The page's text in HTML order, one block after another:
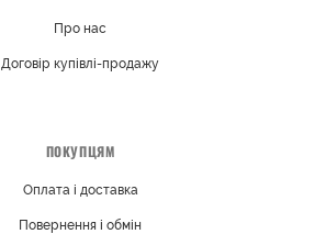
Про нас
Договір купівлі-продажу
ПОКУПЦЯМ
Оплата і доставка
Повернення і обмін